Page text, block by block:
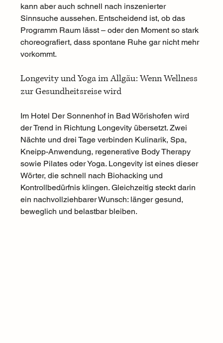
kann aber auch schnell nach inszenierter
Sinnsuche aussehen. Entscheidend ist, ob das
Programm Raum lässt – oder den Moment so stark
choreografiert, dass spontane Ruhe gar nicht mehr
vorkommt.
Longevity und Yoga im Allgäu: Wenn Wellness
zur Gesundheitsreise wird
Im Hotel Der Sonnenhof in Bad Wörishofen wird
der Trend in Richtung Longevity übersetzt. Zwei
Nächte und drei Tage verbinden Kulinarik, Spa,
Kneipp-Anwendung, regenerative Body Therapy
sowie Pilates oder Yoga. Longevity ist eines dieser
Wörter, die schnell nach Biohacking und
Kontrollbedürfnis klingen. Gleichzeitig steckt darin
ein nachvollziehbarer Wunsch: länger gesund,
beweglich und belastbar bleiben.